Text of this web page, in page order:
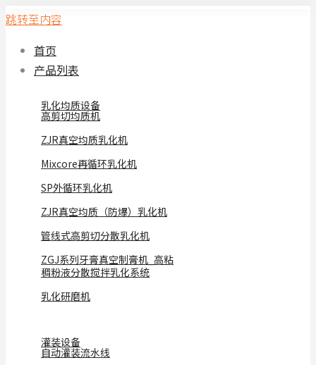
跳转至内容
首页
产品列表
乳化均质设备
高剪切均质机
ZJR真空均质乳化机
Mixcore再循环乳化机
SP外循环乳化机
ZJR真空均质（防爆）乳化机
管线式高剪切分散乳化机
ZGJ系列牙膏真空制膏机_高粘
稠粉液分散搅拌乳化系统
乳化研磨机
灌装设备
自动灌装流水线